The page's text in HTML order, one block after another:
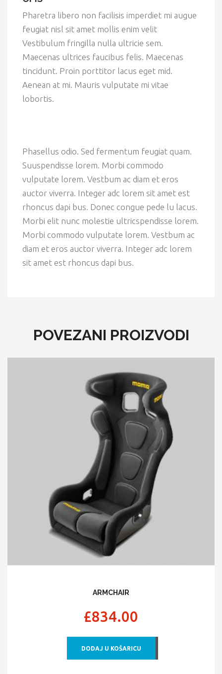
Pharetra libero non facilisis imperdiet mi augue
feugiat nisl sit amet mollis enim velit
Vestibulum fringilla nulla ultricie sem.
Maecenas ultrices faucibus felis. Maecenas
tincidunt. Proin porttitor lacus eget mid.
Aenean at mi. Mauris vulputate mi vitae
lobortis.
Phasellus odio. Sed fermentum feugiat quam.
Suuspendisse lorem. Morbi commodo
vulputate lorem. Vestbum ac diam et eros
auctor viverra. Integer adc lorem sit amet est
rhoncus dapi bus. Donec congue pede lu lacus.
Morbi elit nunc molestie ultricspendisse lorem.
Morbi commodo vulputate lorem. Vestbum ac
diam et eros auctor viverra. Integer adc lorem
sit amet est rhoncus dapi bus.
POVEZANI PROIZVODI
ARMCHAIR
£834.00
DODAJ U KOŠARICU